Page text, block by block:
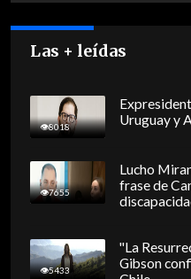
Las + leídas
8018
Uruguay y
7655
Lucho
frase de
5433
"La
Gibson